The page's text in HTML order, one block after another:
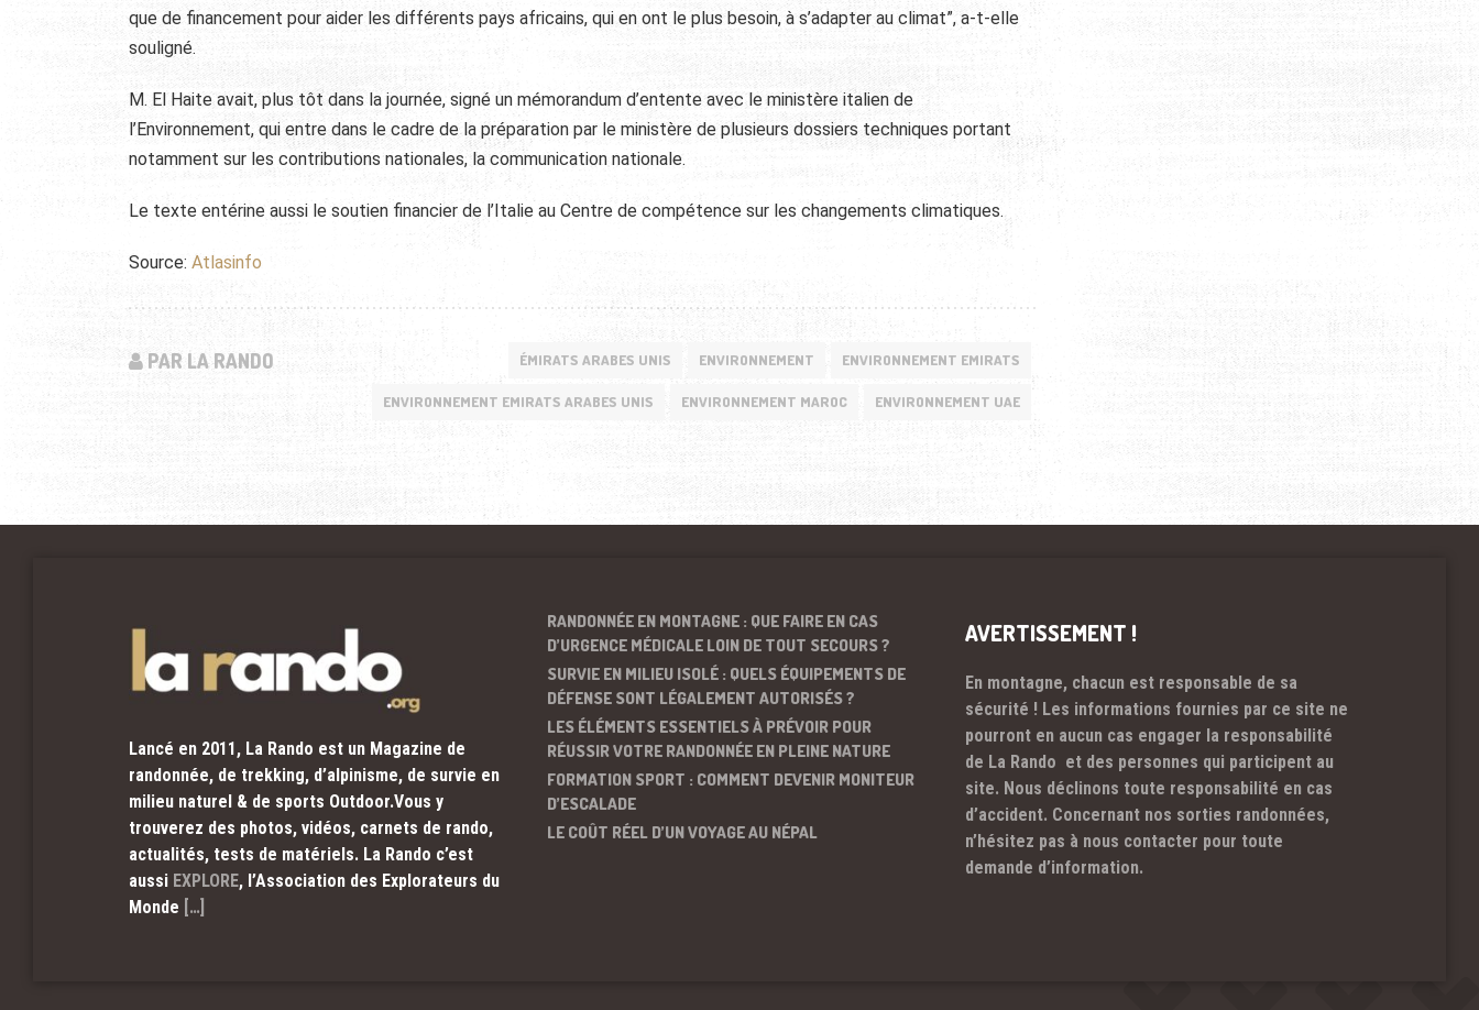
que de financement pour aider les différents pays africains, qui en ont le plus besoin, à s’adapter au climat”, a-t-elle
souligné.
M. El Haite avait, plus tôt dans la journée, signé un mémorandum d’entente avec le ministère italien de
l’Environnement, qui entre dans le cadre de la préparation par le ministère de plusieurs dossiers techniques portant
notamment sur les contributions nationales, la communication nationale.
Le texte entérine aussi le soutien financier de l’Italie au Centre de compétence sur les changements climatiques.
Source: Atlasinfo
PAR LA RANDO ÉMIRATS ARABES UNIS ENVIRONNEMENT ENVIRONNEMENT EMIRATS
ENVIRONNEMENT EMIRATS ARABES UNIS ENVIRONNEMENT MAROC ENVIRONNEMENT UAE
Lancé en 2011, La Rando est un Magazine de
randonnée, de trekking, d’alpinisme, de survie en
milieu naturel & de sports Outdoor.Vous y
trouverez des photos, vidéos, carnets de rando,
actualités, tests de matériels. La Rando c’est
aussi EXPLORE, l’Association des Explorateurs du
Monde […]
RANDONNÉE EN MONTAGNE : QUE FAIRE EN CAS
D’URGENCE MÉDICALE LOIN DE TOUT SECOURS ?
SURVIE EN MILIEU ISOLÉ : QUELS ÉQUIPEMENTS DE
DÉFENSE SONT LÉGALEMENT AUTORISÉS ?
LES ÉLÉMENTS ESSENTIELS À PRÉVOIR POUR
RÉUSSIR VOTRE RANDONNÉE EN PLEINE NATURE
FORMATION SPORT : COMMENT DEVENIR MONITEUR
D’ESCALADE
LE COÛT RÉEL D’UN VOYAGE AU NÉPAL
AVERTISSEMENT !
En montagne, chacun est responsable de sa
sécurité ! Les informations fournies par ce site ne
pourront en aucun cas engager la responsabilité
de La Rando et des personnes qui participent au
site. Nous déclinons toute responsabilité en cas
d’accident. Concernant nos sorties randonnées,
n’hésitez pas à nous contacter pour toute
demande d’information.